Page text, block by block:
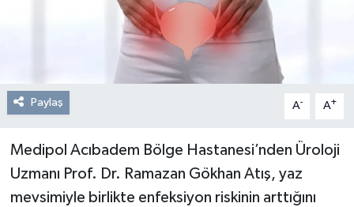
Paylaş A- A+
Medipol Acıbadem Bölge Hastanesi’nden Üroloji
Uzmanı Prof. Dr. Ramazan Gökhan Atış, yaz
mevsimiyle birlikte enfeksiyon riskinin arttığını